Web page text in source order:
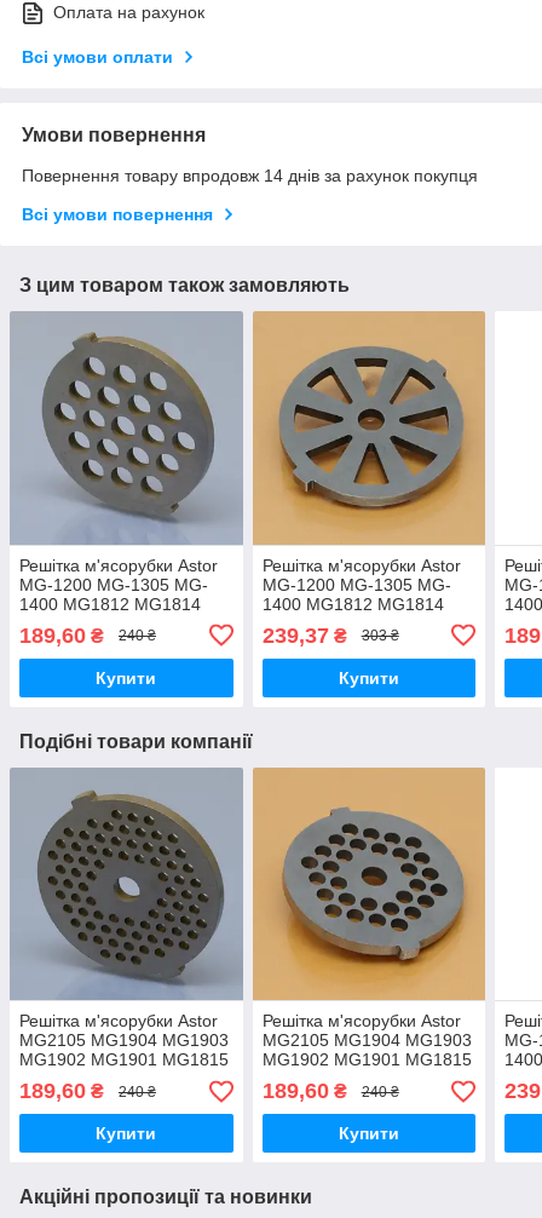
Оплата на рахунок
Всі умови оплати
Умови повернення
Повернення товару впродовж 14 днів за рахунок покупця
Всі умови повернення
З цим товаром також замовляють
Решітка м'ясорубки Astor
MG-1200 MG-1305 MG-
1400 MG1812 MG1814
MG1815 MG1901 MG1902
MG1903 MG1904 MG2105
груба котлетна
189,60 ₴ 240 ₴
Купити
Решітка м'ясорубки Astor
MG-1200 MG-1305 MG-
1400 MG1812 MG1814
MG1815 MG1901 MG1902
MG1903 MG1904 MG2105
манти
239,37₴ 303 ₴
Купити
Подібні товари компанії
Решітка м'ясорубки Astor
MG2105 MG1904 MG1903
MG1902 MG1901 MG1815
MG1814 MG1812 MG-
1400 MG-1305 MG-1200
паштетна
189,60 ₴ 240 ₴
Купити
Решітка м'ясорубки Astor
MG2105 MG1904 MG1903
MG1902 MG1901 MG1815
MG1814 MG1812 MG-
1400 MG-1305 MG-1200
котлетна середня
189,60₴ 240 ₴
Купити
Акційні пропозиції та новинки